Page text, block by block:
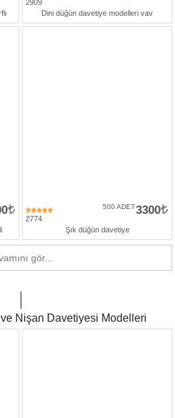
2909
Dini düğün davetiye modelleri vav
2774
3300
500 ADET
Şık düğün davetiye
gör...
Nişan Davetiyesi Modelleri